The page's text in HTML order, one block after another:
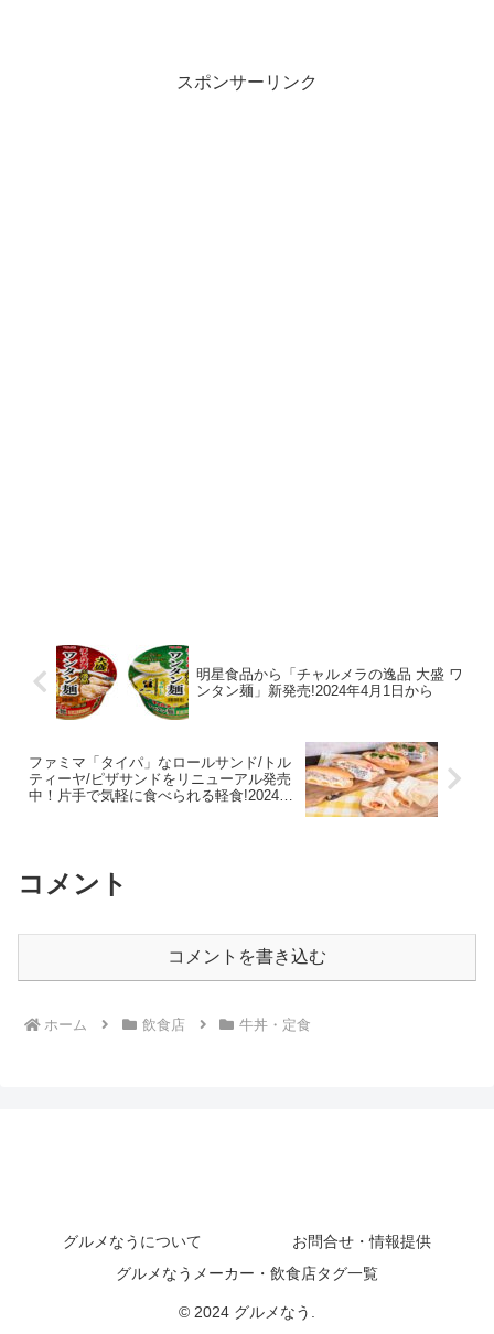
スポンサーリンク
明星食品から「チャルメラの逸品 大盛 ワ
ンタン麺」新発売!2024年4月1日から
ファミマ「タイパ」なロールサンド/トル
ティーヤ/ピザサンドをリニューアル発売
中！片手で気軽に食べられる軽食!2024年
コメント
コメントを書き込む
ホーム 飲食店 牛丼・定食
グルメなうについて
お問合せ・情報提供
グルメなうメーカー・飲食店タグ一覧
© 2024 グルメなう.